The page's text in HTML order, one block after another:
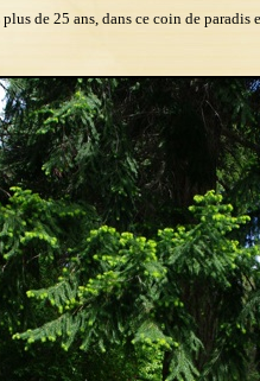
de 25 ans, dans ce coin de paradis